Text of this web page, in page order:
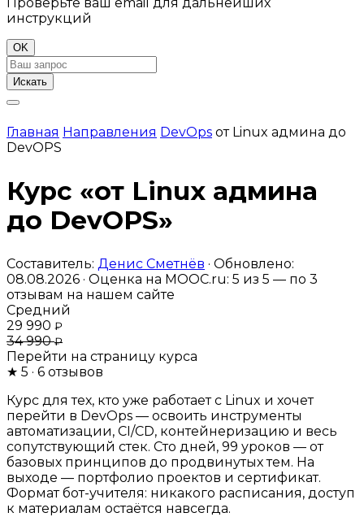
Проверьте ваш email для дальнейших
инструкций
OK
Искать
Главная Направления DevOps от Linux админа до
DevOPS
Курс «от Linux админа
до DevOPS»
Составитель: Денис Сметнёв · Обновлено:
08.08.2026 · Оценка на MOOC.ru: 5 из 5 — по 3
отзывам на нашем сайте
Средний
29 990 ₽
34 990₽
Перейти на страницу курса
★ 5 · 6 отзывов
Курс для тех, кто уже работает с Linux и хочет
перейти в DevOps — освоить инструменты
автоматизации, CI/CD, контейнеризацию и весь
сопутствующий стек. Сто дней, 99 уроков — от
базовых принципов до продвинутых тем. На
выходе — портфолио проектов и сертификат.
Формат бот-учителя: никакого расписания, доступ
к материалам остаётся навсегда.